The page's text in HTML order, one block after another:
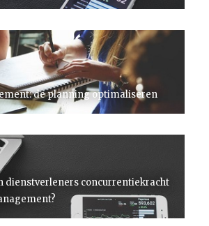
de planning optimaliseren
dienstverleners concurrentiekracht